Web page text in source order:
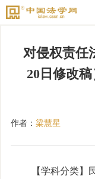
对侵权责任
20日修改
作者： 梁慧星
【学科分类】